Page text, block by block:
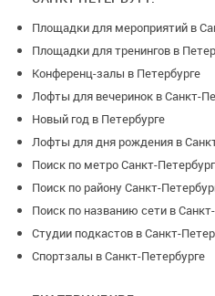
Площадки для мероприятий в
Площадки для тренингов в
Конференц-залы в Петербурге
Лофты для вечеринок в Санкт-
Новый год в Петербурге
Лофты для дня рождения в
Поиск по метро Санкт-
Поиск по району Санкт-
Поиск по названию сети в
Студии подкастов в Санкт-
Спортзалы в Санкт-Петербурге